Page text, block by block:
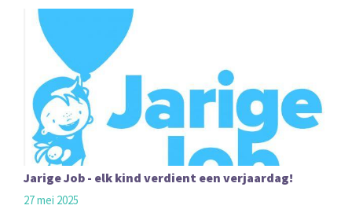
Jarige Job - elk kind verdient een verjaardag!
27 mei 2025